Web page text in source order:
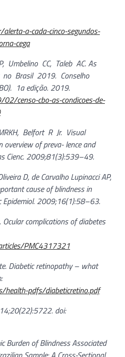
a-cada-cinco-segundos-
cega
Umbelino CC, Taleb AC. As
Brasil 2019. Conselho
1a edição. 2019.
censo-cbo-as-condicoes-de-
Belfort R Jr. Visual
overview of preva- lence and
Cienc. 2009;81(3):539–49.
D, de Carvalho Lupinacci AP,
cause of blindness in
Epidemiol. 2009;16(1):58–63.
complications of diabetes
PMC4317321
Diabetic retinopathy – what
health-pdfs/diabeticretino.pdf
doi:
Burden of Blindness Associated